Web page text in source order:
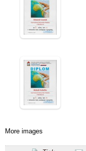
More images